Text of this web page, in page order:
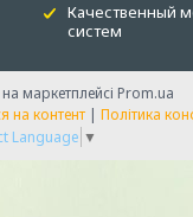
Качественный
систем
маркетплейсі Prom.ua
на контент | Політика
Language ▼